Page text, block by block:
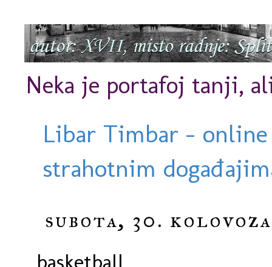
Neka je portafoj tanji,
Libar Timbar -
strahotnim
subota, 30.
basketball